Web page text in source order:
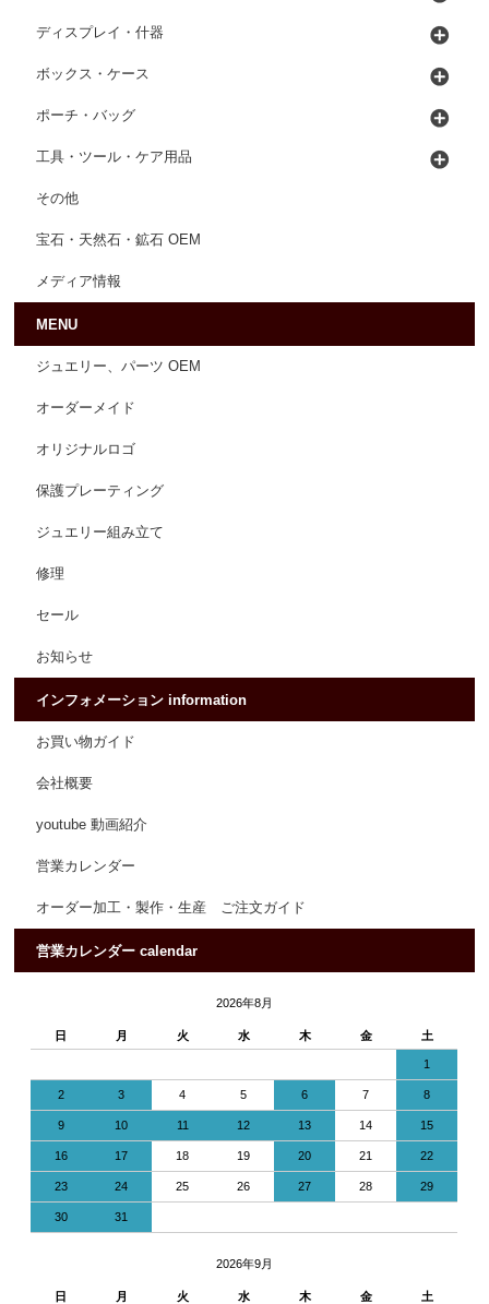
ディスプレイ・什器
ボックス・ケース
ポーチ・バッグ
工具・ツール・ケア用品
その他
宝石・天然石・鉱石 OEM
メディア情報
MENU
ジュエリー、パーツ OEM
オーダーメイド
オリジナルロゴ
保護プレーティング
ジュエリー組み立て
修理
セール
お知らせ
インフォメーション information
お買い物ガイド
会社概要
youtube 動画紹介
営業カレンダー
オーダー加工・製作・生産 ご注文ガイド
営業カレンダー calendar
2026年8月
日 月 火 水 木 金 土
1
2 3 4 5 6 7 8
9 10 11 12 13 14 15
16 17 18 19 20 21 22
23 24 25 26 27 28 29
30 31
2026年9月
日 月 火 水 木 金 土